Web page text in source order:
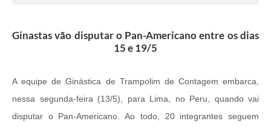
Ginastas vão disputar o Pan-Americano entre os dias
15 e 19/5
A equipe de Ginástica de Trampolim de Contagem embarca,
nessa segunda-feira (13/5), para Lima, no Peru, quando vai
disputar o Pan-Americano. Ao todo, 20 integrantes seguem